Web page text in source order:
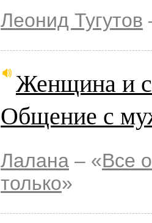
Леонид Тугутов
Женщина и
Общение с
Лалана – «Все
только»